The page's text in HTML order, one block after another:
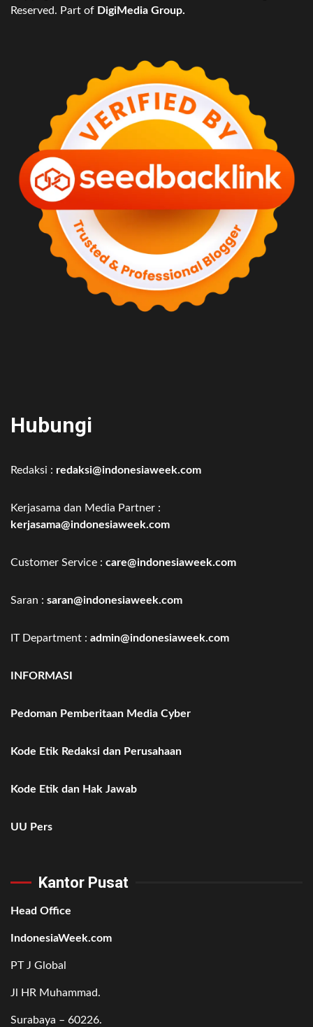
Reserved. Part of DigiMedia Group.
Hubungi
Redaksi : redaksi@indonesiaweek.com
Kerjasama dan Media Partner :
kerjasama@indonesiaweek.com
Customer Service : care@indonesiaweek.com
Saran : saran@indonesiaweek.com
IT Department : admin@indonesiaweek.com
INFORMASI
Pedoman Pemberitaan Media Cyber
Kode Etik Redaksi dan Perusahaan
Kode Etik dan Hak Jawab
UU Pers
Kantor Pusat
Head Office
IndonesiaWeek.com
PT J Global
Jl HR Muhammad.
Surabaya – 60226.